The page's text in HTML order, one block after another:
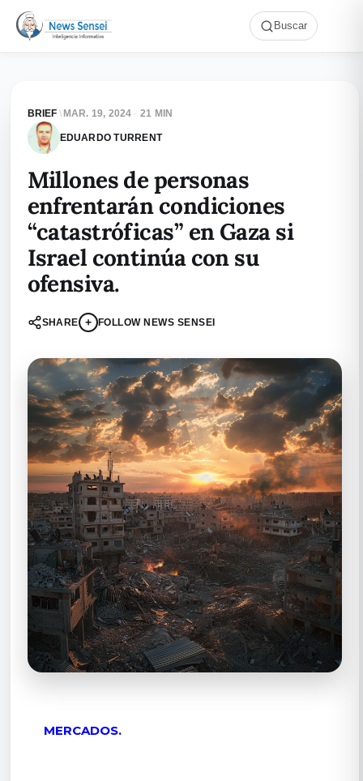
Buscar
BRIEF \ MAR. 19, 2024 · 21 MIN
EDUARDO TURRENT
Millones de personas
enfrentarán condiciones
“catastróficas” en Gaza si
Israel continúa con su
ofensiva.
SHARE + FOLLOW NEWS SENSEI
MERCADOS.